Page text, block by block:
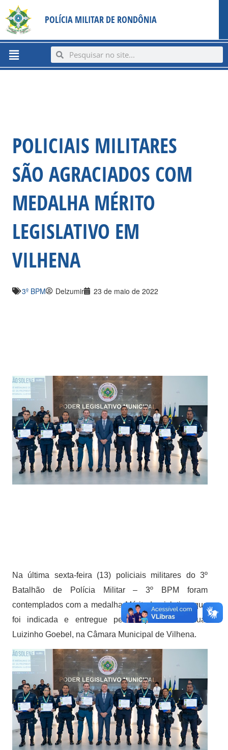
content
para
conteúdo
POLÍCIA MILITAR DE RONDÔNIA
Menu SearchSearch
POLICIAIS MILITARES
SÃO AGRACIADOS COM
MEDALHA MÉRITO
LEGISLATIVO EM
VILHENA
3º BPM Delzumir 23 de maio de 2022
Na última sexta-feira (13) policiais militares do 3º
Batalhão de Polícia Militar – 3º BPM foram
contemplados com a medalha Mérito Legislativo, que
foi indicada e entregue pelo deputado Estadual
Luizinho Goebel, na Câmara Municipal de Vilhena.